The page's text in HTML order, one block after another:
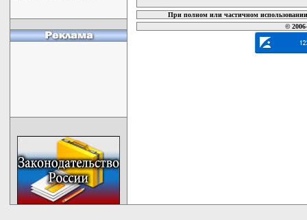
При полном или частичном
©